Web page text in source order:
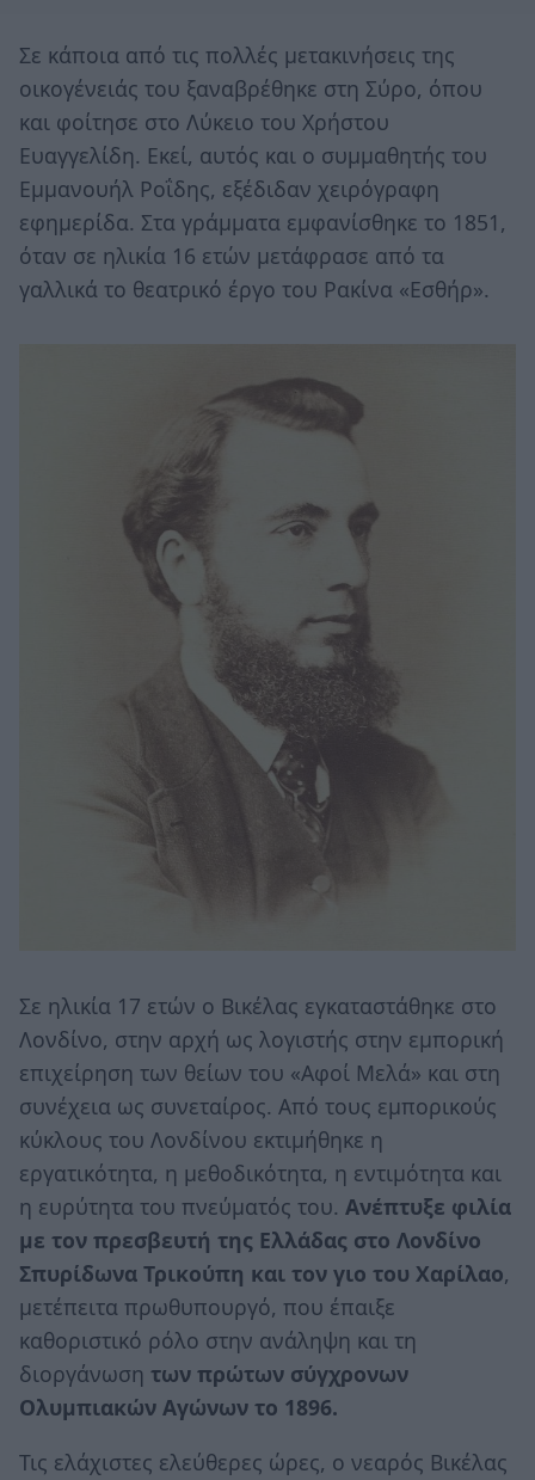
Σε κάποια από τις πολλές μετακινήσεις της
οικογένειάς του ξαναβρέθηκε στη Σύρο, όπου
και φοίτησε στο Λύκειο του Χρήστου
Ευαγγελίδη. Εκεί, αυτός και ο συμμαθητής του
Εμμανουήλ Ροΐδης, εξέδιδαν χειρόγραφη
εφημερίδα. Στα γράμματα εμφανίσθηκε το 1851,
όταν σε ηλικία 16 ετών μετάφρασε από τα
γαλλικά το θεατρικό έργο του Ρακίνα «Εσθήρ».
Σε ηλικία 17 ετών ο Βικέλας εγκαταστάθηκε στο
Λονδίνο, στην αρχή ως λογιστής στην εμπορική
επιχείρηση των θείων του «Αφοί Μελά» και στη
συνέχεια ως συνεταίρος. Από τους εμπορικούς
κύκλους του Λονδίνου εκτιμήθηκε η
εργατικότητα, η μεθοδικότητα, η εντιμότητα και
η ευρύτητα του πνεύματός του. Ανέπτυξε φιλία
με τον πρεσβευτή της Ελλάδας στο Λονδίνο
Σπυρίδωνα Τρικούπη και τον γιο του Χαρίλαο,
μετέπειτα πρωθυπουργό, που έπαιξε
καθοριστικό ρόλο στην ανάληψη και τη
διοργάνωση των πρώτων σύγχρονων
Ολυμπιακών Αγώνων το 1896.
Τις ελάχιστες ελεύθερες ώρες, ο νεαρός Βικέλας